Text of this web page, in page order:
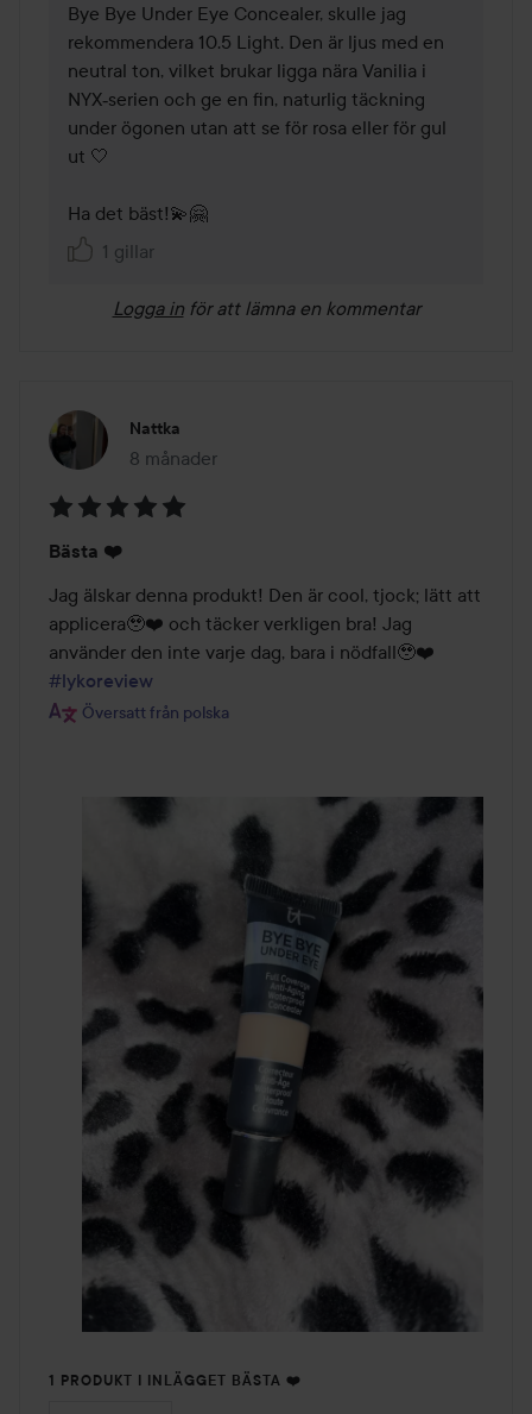
Bye Bye Under Eye Concealer, skulle jag
rekommendera 10.5 Light. Den är ljus med en
neutral ton, vilket brukar ligga nära Vanilia i
NYX‑serien och ge en fin, naturlig täckning
under ögonen utan att se för rosa eller för gul
ut 🤍
Ha det bäst!💫🤗
1 gillar
Logga in för att lämna en kommentar
Nattka
8 månader
Inlägget skapades 8 månader
5
av
5
Bästa ❤️
Jag älskar denna produkt! Den är cool, tjock; lätt att
applicera🥹❤️ och täcker verkligen bra! Jag
#lykoreview
Översatt från polska
1 PRODUKT I INLÄGGET BÄSTA ❤️